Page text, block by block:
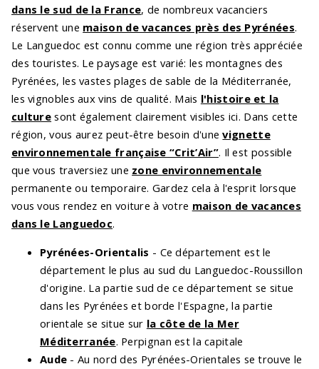
dans le sud de la France, de nombreux vacanciers
réservent une maison de vacances près des Pyrénées.
Le Languedoc est connu comme une région très appréciée
des touristes. Le paysage est varié: les montagnes des
Pyrénées, les vastes plages de sable de la Méditerranée,
les vignobles aux vins de qualité. Mais l'histoire et la
culture sont également clairement visibles ici. Dans cette
région, vous aurez peut-être besoin d'unevignette
environnementale française “Crit’Air”. Il est possible
que vous traversiez une zone environnementale
permanente ou temporaire. Gardez cela à l'esprit lorsque
vous vous rendez en voiture à votre maison de vacances
dans le Languedoc.
Pyrénées-Orientalis - Ce département est le
département le plus au sud du Languedoc-Roussillon
d'origine. La partie sud de ce département se situe
dans les Pyrénées et borde l'Espagne, la partie
orientale se situe sur la côte de la Mer
Méditerranée. Perpignan est la capitale
Aude - Au nord des Pyrénées-Orientales se trouve le